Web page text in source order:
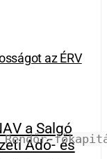
az ÉRV
Rendőr-